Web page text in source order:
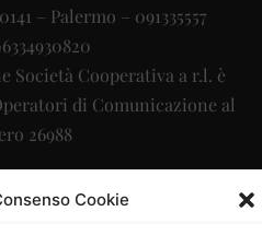
Cookie
– Palermo – 091335557
Società Cooperativa a r.l. è
di Comunicazione al
26988